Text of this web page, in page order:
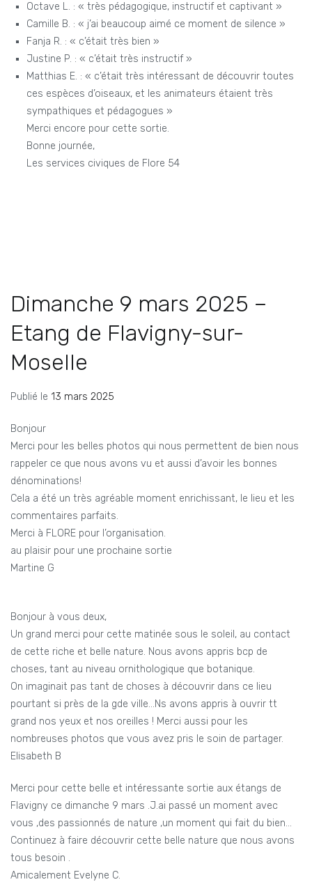
Octave L. : « très pédagogique, instructif et captivant »
Camille B. : « j’ai beaucoup aimé ce moment de silence »
Fanja R. : « c’était très bien »
Justine P. : « c’était très instructif »
Matthias E. : « c’était très intéressant de découvrir toutes
ces espèces d’oiseaux, et les animateurs étaient très
sympathiques et pédagogues »
Merci encore pour cette sortie.
Bonne journée,
Les services civiques de Flore 54
Dimanche 9 mars 2025 –
Etang de Flavigny-sur-
Moselle
Publié le 13 mars 2025
Bonjour
Merci pour les belles photos qui nous permettent de bien nous
rappeler ce que nous avons vu et aussi d’avoir les bonnes
dénominations!
Cela a été un très agréable moment enrichissant, le lieu et les
commentaires parfaits.
Merci à FLORE pour l’organisation.
au plaisir pour une prochaine sortie
Martine G
Bonjour à vous deux,
Un grand merci pour cette matinée sous le soleil, au contact
de cette riche et belle nature. Nous avons appris bcp de
choses, tant au niveau ornithologique que botanique.
On imaginait pas tant de choses à découvrir dans ce lieu
pourtant si près de la gde ville…Ns avons appris à ouvrir tt
grand nos yeux et nos oreilles ! Merci aussi pour les
nombreuses photos que vous avez pris le soin de partager.
Elisabeth B
Merci pour cette belle et intéressante sortie aux étangs de
Flavigny ce dimanche 9 mars .J.ai passé un moment avec
vous ,des passionnés de nature ,un moment qui fait du bien…
Continuez à faire découvrir cette belle nature que nous avons
tous besoin .
Amicalement Evelyne C.